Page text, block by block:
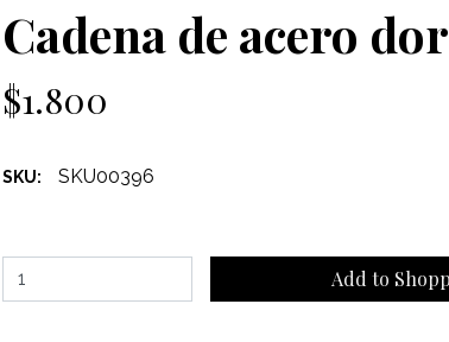
Cadena de acero
$1.800
SKU: SKU00396